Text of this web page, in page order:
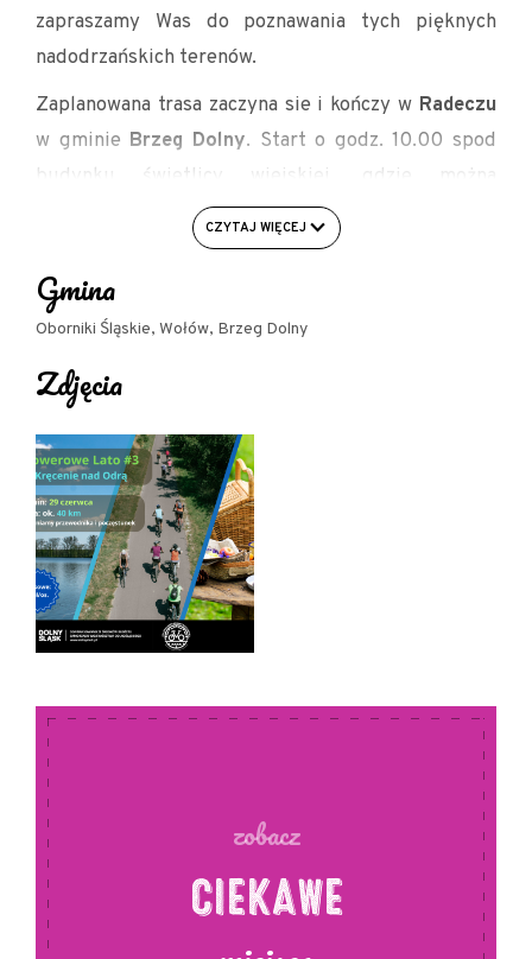
zapraszamy Was do poznawania tych pięknych
nadodrzańskich terenów.
Zaplanowana trasa zaczyna sie i kończy w Radeczu
w gminie Brzeg Dolny. Start o godz. 10.00 spod
budynku świetlicy wiejskiej, gdzie można
bezpiecznie zaparkować samochód i udać się na ok.
40 - kilometrowąwycieczkę rowerową z
przewodnikiem. Ze względu na różnorodne
nawierzchni na trasie najlepszym wyborem są
trasie znajduje się kilka niegroźnych podjazdów.
16.00. Po powrocie, na uczestników będzie czekał
zasłużony poczęstunek.
CZYTAJ WIĘCEJ
Gmina
Oborniki Śląskie, Wołów, Brzeg Dolny
Zdjęcia
zobacz
CIEKAWE